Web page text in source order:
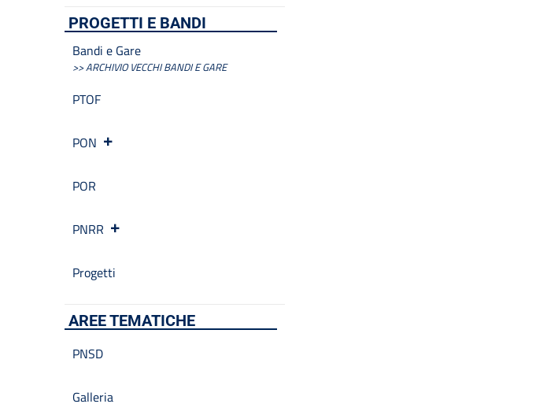
PROGETTI E BANDI
Bandi e Gare
>> ARCHIVIO VECCHI BANDI E GARE
PTOF
PON
POR
PNRR
Progetti
AREE TEMATICHE
PNSD
Galleria